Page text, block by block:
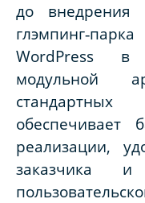
до внедрения
WordPress в
модульной
стандартных
обеспечивает
реализации,
заказчика